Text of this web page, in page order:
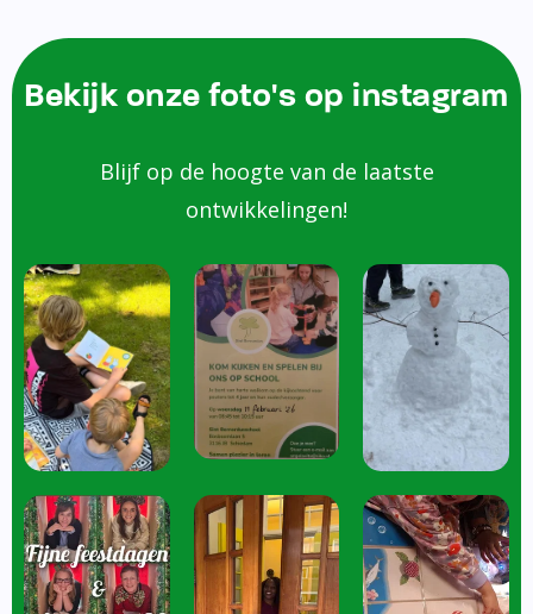
Bekijk onze foto's op instagram
Blijf op de hoogte van de laatste
ontwikkelingen!